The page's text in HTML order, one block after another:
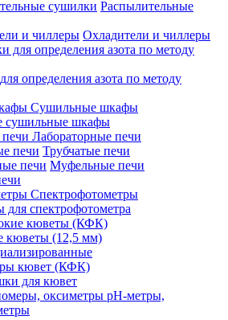
Распылительные
Охладители и чиллеры
определения азота по методу
Сушильные шкафы
сушильные шкафы
Лабораторные печи
Трубчатые печи
Муфельные печи
Спектрофотометры
для спектрофотометра
кюветы (КФК)
кюветы (12,5 мм)
кювет (КФК)
для кювет
pH-метры,